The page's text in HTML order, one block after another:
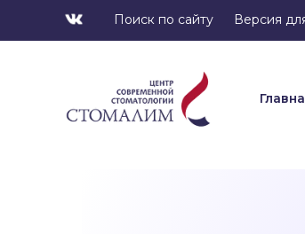
Поиск по сайту Версия